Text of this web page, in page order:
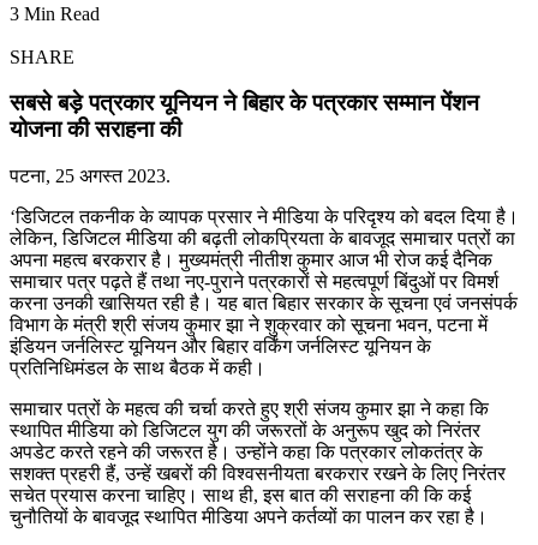
3 Min Read
SHARE
सबसे बड़े पत्रकार यूनियन ने बिहार के पत्रकार सम्मान पेंशन
योजना की सराहना की
पटना, 25 अगस्त 2023.
‘डिजिटल तकनीक के व्यापक प्रसार ने मीडिया के परिदृश्य को बदल दिया है।
लेकिन, डिजिटल मीडिया की बढ़ती लोकप्रियता के बावजूद समाचार पत्रों का
अपना महत्व बरकरार है। मुख्यमंत्री नीतीश कुमार आज भी रोज कई दैनिक
समाचार पत्र पढ़ते हैं तथा नए-पुराने पत्रकारों से महत्वपूर्ण बिंदुओं पर विमर्श
करना उनकी खासियत रही है। यह बात बिहार सरकार के सूचना एवं जनसंपर्क
विभाग के मंत्री श्री संजय कुमार झा ने शुक्रवार को सूचना भवन, पटना में
इंडियन जर्नलिस्ट यूनियन और बिहार वर्किंग जर्नलिस्ट यूनियन के
प्रतिनिधिमंडल के साथ बैठक में कही।
समाचार पत्रों के महत्व की चर्चा करते हुए श्री संजय कुमार झा ने कहा कि
स्थापित मीडिया को डिजिटल युग की जरूरतों के अनुरूप खुद को निरंतर
अपडेट करते रहने की जरूरत है। उन्होंने कहा कि पत्रकार लोकतंत्र के
सशक्त प्रहरी हैं, उन्हें खबरों की विश्वसनीयता बरकरार रखने के लिए निरंतर
सचेत प्रयास करना चाहिए। साथ ही, इस बात की सराहना की कि कई
चुनौतियों के बावजूद स्थापित मीडिया अपने कर्तव्यों का पालन कर रहा है।